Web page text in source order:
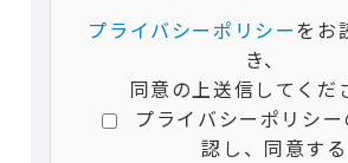
プライバシーポリシーをお
き、
同意の上送信してくだ
プライバシーポリシ
認し、同意する